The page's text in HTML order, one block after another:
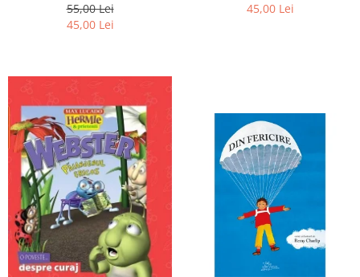
55,00 Lei
45,00 Lei
45,00 Lei